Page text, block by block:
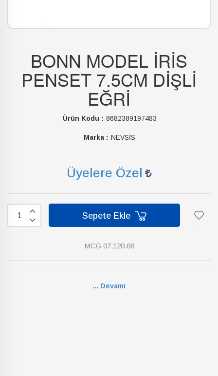
BONN MODEL İRİS
PENSET 7.5CM DİŞLİ
EĞRİ
Ürün Kodu : 8682389197483
Marka : NEVSİS
Üyelere Özel
Sepete Ekle
MCG 07.120.68
... Devamı